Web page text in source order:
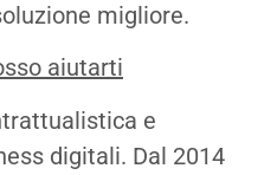
migliore.
aiutarti
e
digitali. Dal 2014